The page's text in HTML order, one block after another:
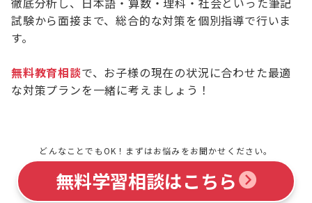
試験から面接まで、総合的な対策を個別指導で行いま
す。
無料教育相談で、お子様の現在の状況に合わせた最適
な対策プランを一緒に考えましょう！
どんなことでもOK！まずはお悩みをお聞かせください。
無料学習相談はこちら